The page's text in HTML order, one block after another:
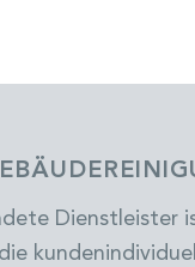
Dienstleister